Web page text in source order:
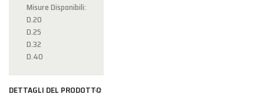
Misure Disponibili:
D.20
D.25
D.32
D.40
DETTAGLI DEL PRODOTTO